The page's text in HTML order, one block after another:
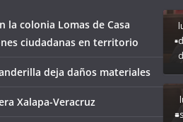
colonia Lomas de Casa
ciudadanas en territorio
deja daños materiales
Xalapa-Veracruz